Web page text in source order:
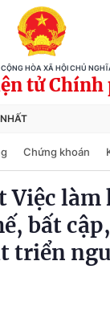
HÒA XÃ HỘI CHỦ
tử Chính
Chứng khoán
Việc làm
bất
triển